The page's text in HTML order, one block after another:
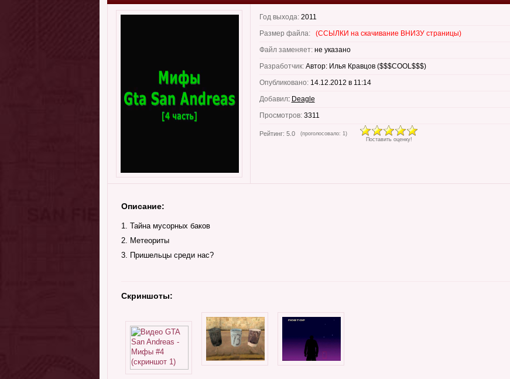
Год выхода: 2011
Размер файла:
(ССЫЛКИ на скачивание ВНИЗУ страницы)
Файл заменяет: не указано
Разработчик: Автор: Илья Кравцов ($$$COOL$$$)
Опубликовано: 14.12.2012 в 11:14
Добавил: Deagle
Просмотров: 3311
Рейтинг: 5.0 (проголосовало: 1)
Поставить оценку!
Описание:
1. Тайна мусорных баков
2. Метеориты
3. Пришельцы среди нас?
Скриншоты: